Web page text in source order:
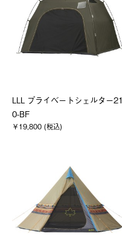
LLL プライベートシェルター21
0-BF
￥19,800 (税込)